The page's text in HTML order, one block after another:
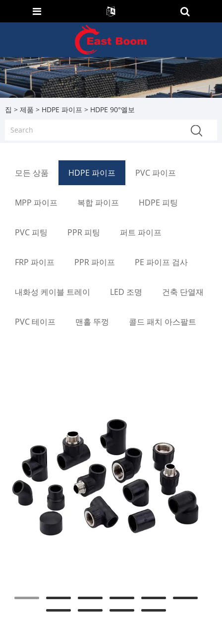
집 > 제품 > HDPE 파이프 > HDPE 90°엘보
모든 상품 HDPE 파이프 PVC 파이프
MPP 파이프 복합 파이프 HDPE 피팅
PVC 피팅 PPR 피팅 퍼트 파이프
FRP 파이프 PPR 파이프 PE 파이프 검사
내화성 케이블 트레이 LED 조명 건축 단열재
PVC 테이프 맨홀 뚜껑 콜드 패치 아스팔트